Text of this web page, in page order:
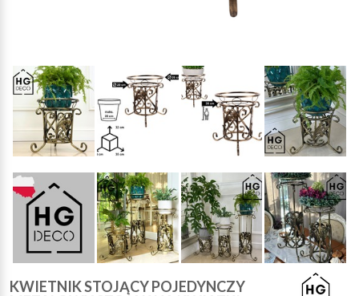
KWIETNIK STOJĄCY POJEDYNCZY